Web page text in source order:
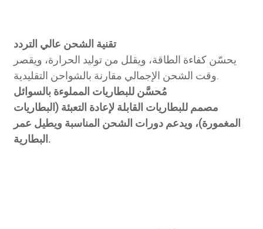
تقنية الشحن عالي التردد
يحسّن كفاءة الطاقة، ويقلل من توليد الحرارة، ويقصر
وقت الشحن الإجمالي مقارنة بالشواحن التقليدية.
مُحسَّن للبطاريات المملوءة بالسوائل
مصمم للبطاريات القابلة لإعادة التعبئة (البطاريات
المغمورة)، ويدعم دورات الشحن المناسبة ويطيل عمر
البطارية.